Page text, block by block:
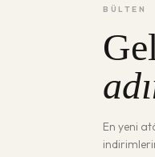
BÜLTEN
En yeni